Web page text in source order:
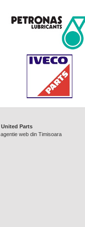
United Parts
agentie web din Timisoara